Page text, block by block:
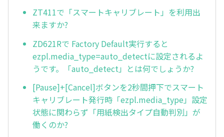
ZT411で「スマートキャリブレート」を利用出
来ますか?
ZD621Rで Factory Default実行すると
ezpl.media_type=auto_detectに設定されるよ
うです。「auto_detect」とは何でしょうか?
[Pause]+[Cancel]ボタンを2秒間押下でスマート
キャリブレート発行時「ezpl.media_type」設定
状態に関わらず「用紙検出タイプ自動判別」が
働くのか?